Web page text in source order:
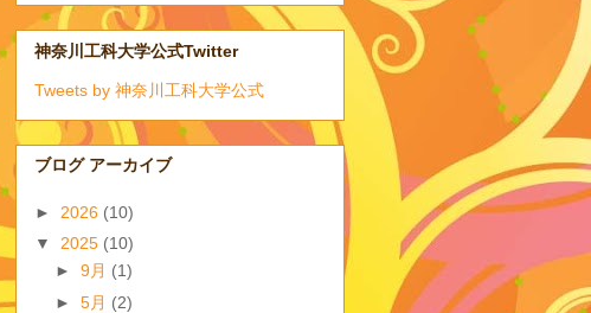
神奈川工科大学公式Twitter
Tweets by 神奈川工科大学公式
ブログ アーカイブ
► 2026 (10)
▼ 2025 (10)
► 9月 (1)
► 5月 (2)